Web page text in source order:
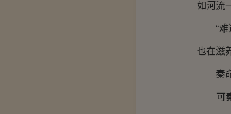
如河流
“难道
也在滋
秦命
可秦